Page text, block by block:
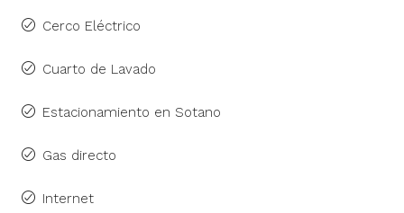
Cerco Eléctrico
Cuarto de Lavado
Estacionamiento en Sotano
Gas directo
Internet